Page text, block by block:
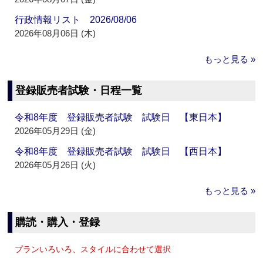
行政情報リスト 2026/08/06
2026年08月06日 (木)
もっと見る »
登録販売者試験・日程一覧
令和8年度 登録販売者試験 試験日 【東日本】
2026年05月29日 (金)
令和8年度 登録販売者試験 試験日 【西日本】
2026年05月26日 (火)
もっと見る »
購読・購入・登録
プランいろいろ、スタイルに合わせて選択